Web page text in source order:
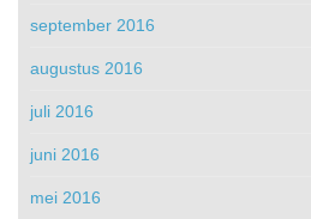
september 2016
augustus 2016
juli 2016
juni 2016
mei 2016